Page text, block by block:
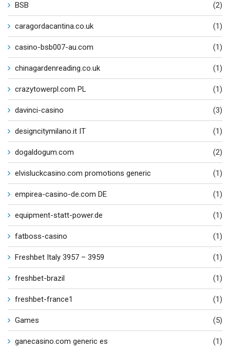
BSB (2)
caragordacantina.co.uk (1)
casino-bsb007-au.com (1)
chinagardenreading.co.uk (1)
crazytowerpl.com PL (1)
davinci-casino (3)
designcitymilano.it IT (1)
dogaldogum.com (2)
elvisluckcasino.com promotions generic (1)
empirea-casino-de.com DE (1)
equipment-statt-power.de (1)
fatboss-casino (1)
Freshbet Italy 3957 – 3959 (1)
freshbet-brazil (1)
freshbet-france1 (1)
Games (5)
ganecasino.com generic es (1)